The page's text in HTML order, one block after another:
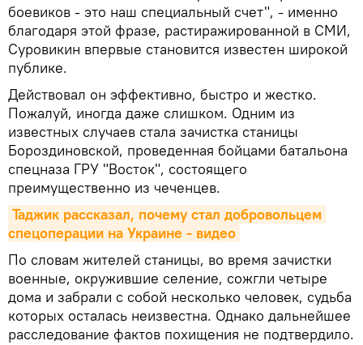
боевиков - это наш специальный счет", - именно
благодаря этой фразе, растиражированной в СМИ,
Суровикин впервые становится известен широкой
публике.
Действовал он эффективно, быстро и жестко.
Пожалуй, иногда даже слишком. Одним из
известных случаев стала зачистка станицы
Бороздиновской, проведенная бойцами батальона
спецназа ГРУ "Восток", состоящего
преимущественно из чеченцев.
Таджик рассказал, почему стал добровольцем
спецоперации на Украине - видео
По словам жителей станицы, во время зачистки
военные, окружившие селение, сожгли четыре
дома и забрали с собой несколько человек, судьба
которых осталась неизвестна. Однако дальнейшее
расследование фактов похищения не подтвердило.